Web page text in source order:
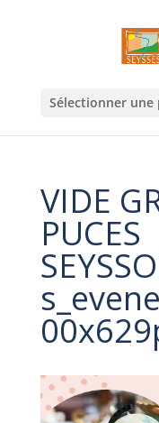
Sélectionner une
VIDE
PUCES